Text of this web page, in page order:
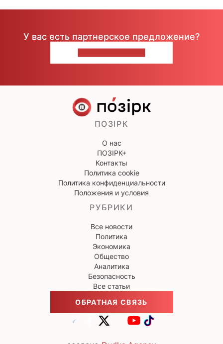
У вас есть партнерское предложение?
ПОЗІРК
О нас
ПОЗІРК+
Контакты
Политика cookie
Политика конфиденциальности
Положения и условия
РУБРИКИ
Все новости
Политика
Экономика
Общество
Аналитика
Безопасность
Все статьи
ОБРАТНАЯ СВЯЗЬ